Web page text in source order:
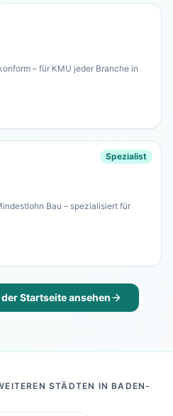
– für KMU jeder Branche in
Spezialist
Bau – spezialisiert für
Startseite ansehen
STÄDTEN IN BADEN-